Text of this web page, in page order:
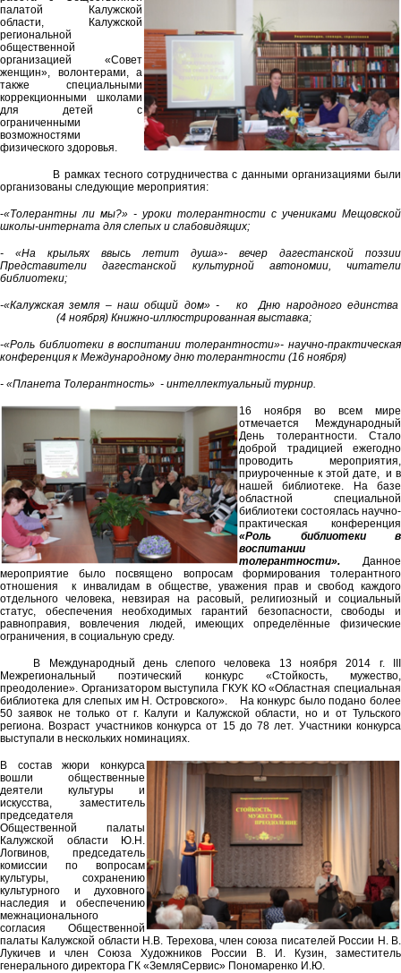
палатой Калужской
области, Калужской
региональной
общественной
организацией «Совет
женщин», волонтерами, а
также специальными
коррекционными школами
для детей с
ограниченными
возможностями
физического здоровья.
В рамках тесного сотрудничества с данными организациями были
организованы следующие мероприятия:
-«Толерантны ли мы?» - уроки толерантности с учениками Мещовской
школы-интерната для слепых и слабовидящих;
- «На крыльях ввысь летит душа»- вечер дагестанской поэзии
Представители дагестанской культурной автономии, читатели
библиотеки;
-«Калужская земля – наш общий дом» - ко Дню народного единства
(4 ноября) Книжно-иллюстрированная выставка;
-«Роль библиотеки в воспитании толерантности»- научно-практическая
конференция к Международному дню толерантности (16 ноября)
- «Планета Толерантность» - интеллектуальный турнир.
16 ноября во всем мире
отмечается Международный
День толерантности. Стало
доброй традицией ежегодно
проводить мероприятия,
приуроченные к этой дате, и в
нашей библиотеке. На базе
областной специальной
библиотеки состоялась научно-
практическая конференция
«Роль библиотеки в
воспитании
толерантности». Данное
мероприятие было посвящено вопросам формирования толерантного
отношения к инвалидам в обществе, уважения прав и свобод каждого
отдельного человека, невзирая на расовый, религиозный и социальный
статус, обеспечения необходимых гарантий безопасности, свободы и
равноправия, вовлечения людей, имеющих определённые физические
ограничения, в социальную среду.
В Международный день слепого человека 13 ноября 2014 г. III
Межрегиональный поэтический конкурс «Стойкость, мужество,
преодоление». Организатором выступила ГКУК КО «Областная специальная
библиотека для слепых им Н. Островского». На конкурс было подано более
50 заявок не только от г. Калуги и Калужской области, но и от Тульского
региона. Возраст участников конкурса от 15 до 78 лет. Участники конкурса
выступали в нескольких номинациях.
В состав жюри конкурса
вошли общественные
деятели культуры и
искусства, заместитель
председателя
Общественной палаты
Калужской области Ю.Н.
Логвинов, председатель
комиссии по вопросам
культуры, сохранению
культурного и духовного
наследия и обеспечению
межнационального
согласия Общественной
палаты Калужской области Н.В. Терехова, член союза писателей России Н. В.
Лукичев и член Союза Художников России В. И. Кузин, заместитель
генерального директора ГК «ЗемляСервис» Пономаренко И.Ю.